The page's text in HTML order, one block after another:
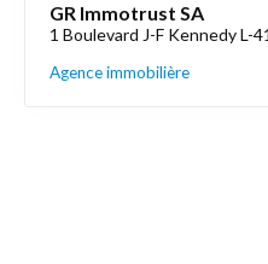
GR Immotrust SA
1 Boulevard J-F Kennedy L-
Agence immobilière